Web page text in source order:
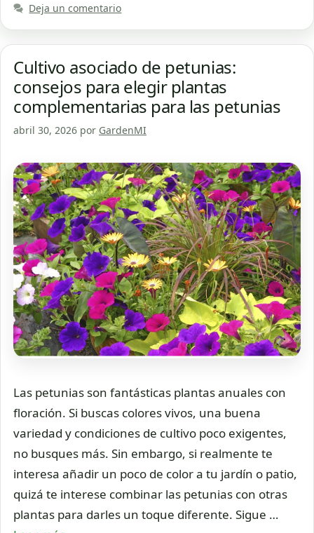
Deja un comentario
Cultivo asociado de petunias:
consejos para elegir plantas
complementarias para las petunias
abril 30, 2026 por GardenMI
Las petunias son fantásticas plantas anuales con
floración. Si buscas colores vivos, una buena
variedad y condiciones de cultivo poco exigentes,
no busques más. Sin embargo, si realmente te
interesa añadir un poco de color a tu jardín o patio,
quizá te interese combinar las petunias con otras
plantas para darles un toque diferente. Sigue …